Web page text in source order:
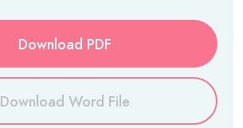
Download PDF
Download Word File